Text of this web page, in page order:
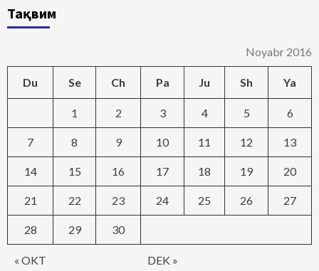
Тақвим
Noyabr 2016
Du Se Ch Pa Ju Sh Ya
« OKT DEK »
1 2 3 4 5 6
7 8 9 10 11 12 13
14 15 16 17 18 19 20
21 22 23 24 25 26 27
28 29 30